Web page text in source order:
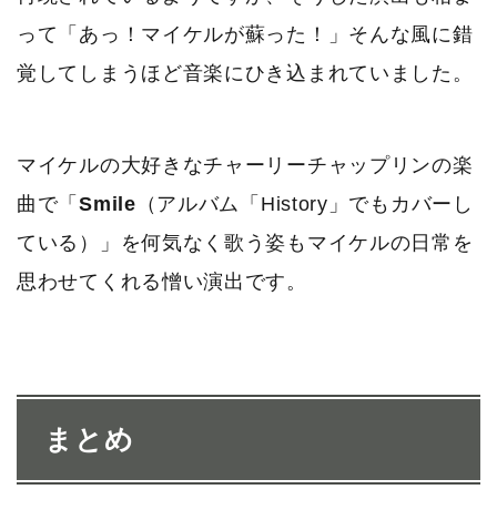
って「あっ！マイケルが蘇った！」そんな風に錯
覚してしまうほど音楽にひき込まれていました。
マイケルの大好きなチャーリーチャップリンの楽
曲で「Smile （アルバム「History」でもカバーし
ている）」を何気なく歌う姿もマイケルの日常を
思わせてくれる憎い演出です。
まとめ